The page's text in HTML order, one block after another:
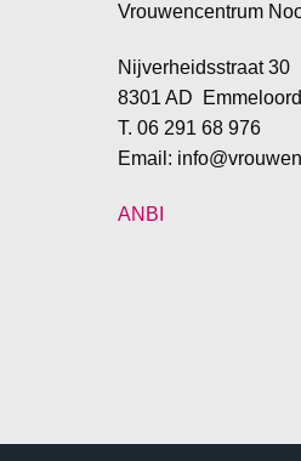
Vrouwencentrum
Nijverheidsstraat 30
8301 AD Emmeloord
T. 06 291 68 976
Email:
ANBI